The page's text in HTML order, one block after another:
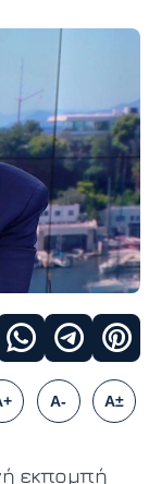
A- A±
εκπομπή